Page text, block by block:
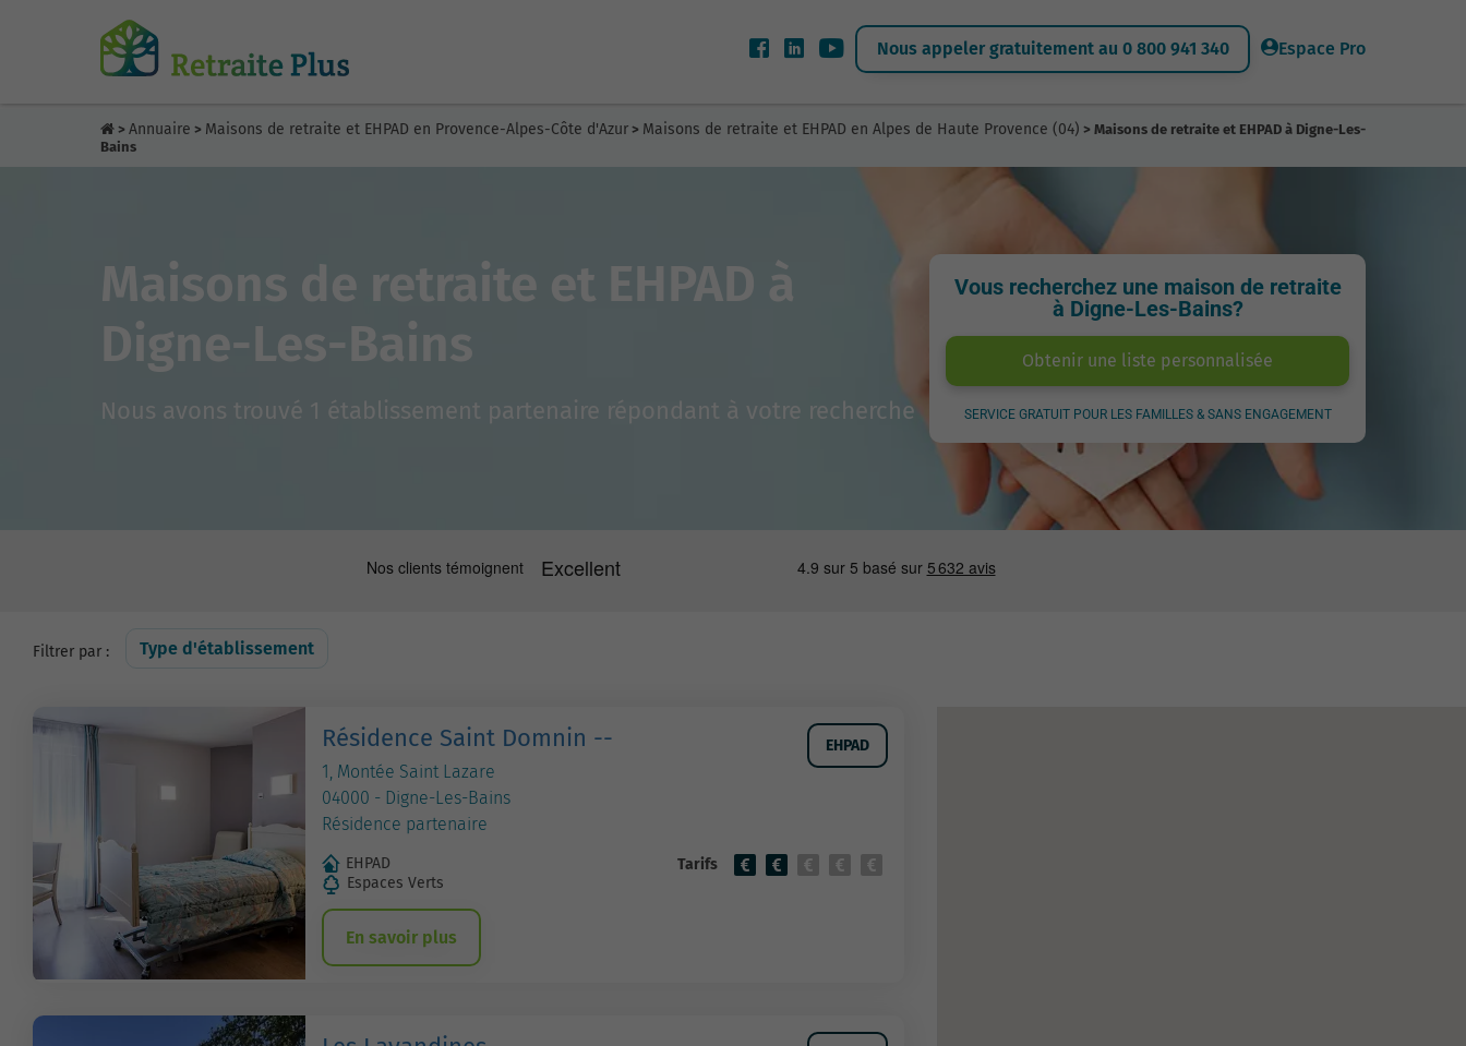
Nous appeler gratuitement au 0 800 941 340 Espace Pro
> Annuaire > Maisons de retraite et EHPAD en Provence-Alpes-Côte d'Azur > Maisons de retraite et EHPAD en Alpes de Haute Provence (04) > Maisons de retraite et EHPAD à Digne-Les-
Bains
Maisons de retraite et EHPAD à
Digne-Les-Bains
Nous avons trouvé 1 établissement partenaire répondant à votre recherche
Vous recherchez une maison de retraite
à Digne-Les-Bains?
Obtenir une liste personnalisée
SERVICE GRATUIT POUR LES FAMILLES & SANS ENGAGEMENT
Filtrer par : Type d'établissement
Résidence Saint Domnin --
1, Montée Saint Lazare
04000 - Digne-Les-Bains
Résidence partenaire
EHPAD
EHPAD
Espaces Verts
Tarifs
En savoir plus